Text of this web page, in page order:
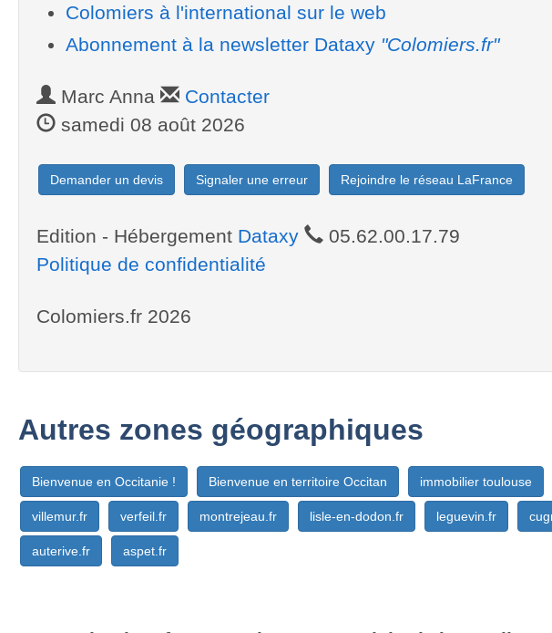
Colomiers à l'international sur le web
Abonnement à la newsletter Dataxy "Colomiers.fr"
Marc Anna
Contacter
samedi 08 août 2026
Demander un devis Signaler une erreur Rejoindre le réseau LaFrance
Edition - Hébergement Dataxy
05.62.00.17.79
Politique de confidentialité
Colomiers.fr 2026
Autres zones géographiques
Bienvenue en Occitanie ! Bienvenue en territoire Occitan immobilier toulouse
villemur.fr verfeil.fr montrejeau.fr lisle-en-dodon.fr leguevin.fr
auterive.fr aspet.fr